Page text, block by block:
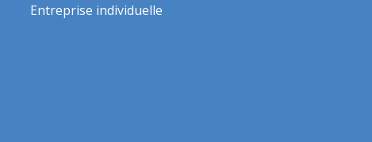
Entreprise individuelle